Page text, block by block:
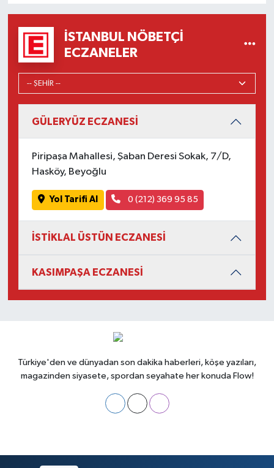
İSTANBUL NÖBETÇI
ECZANELER
GÜLERYÜZ ECZANESİ
Piripaşa Mahallesi, Şaban Deresi Sokak, 7/D,
Hasköy, Beyoğlu
Yol Tarifi Al 0 (212) 369 95 85
İSTİKLAL ÜSTÜN ECZANESİ
KASIMPAŞA ECZANESİ
Türkiye'den ve dünyadan son dakika haberleri, köşe yazıları,
magazinden siyasete, spordan seyahate her konuda Flow!